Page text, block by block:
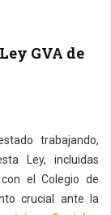
GVA de
trabajando,
Ley, incluidas
el Colegio de
crucial ante la